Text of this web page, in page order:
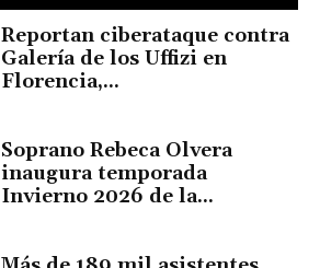
Reportan ciberataque contra
Galería de los Uffizi en
Florencia,...
Soprano Rebeca Olvera
inaugura temporada
Invierno 2026 de la...